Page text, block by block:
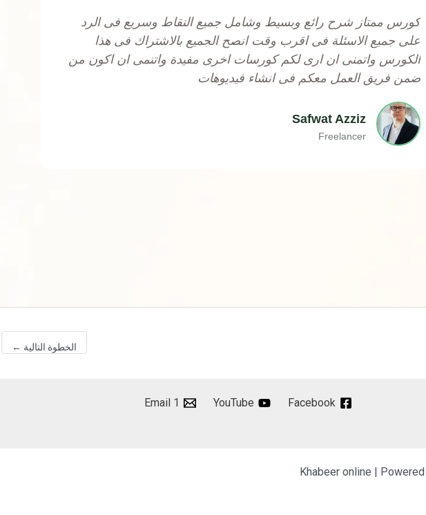
e
d
5
o
u
o
كورس ممتاز شرح رائع وبسيط وشامل جميع النقاط وسريع فى الرد
على جميع الاسئلة فى اقرب وقت انصح الجميع بالاشتراك فى هذا
الكورس واتمنى ان ارى لكم كورسات اخرى مفيدة واتنمى ان اكون من
ضمن فريق العمل معكم فى انشاء فيديوهات
Safwat Azziz
Freelancer
الخطوة التالية ←
Facebook
YouTube
Email 1